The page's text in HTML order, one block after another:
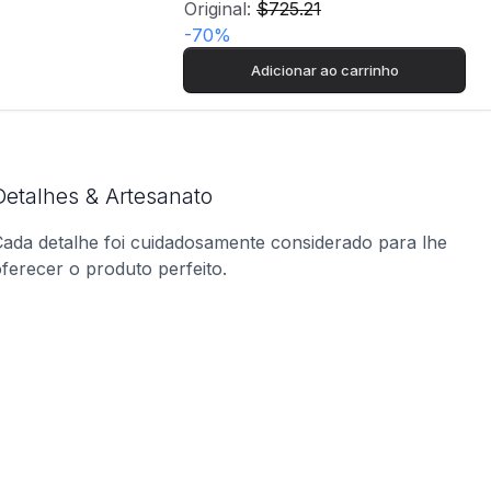
Original: $725.21
-70%
Adicionar ao carrinho
& Artesanato
detalhe foi cuidadosamente considerado para lhe
o produto perfeito.